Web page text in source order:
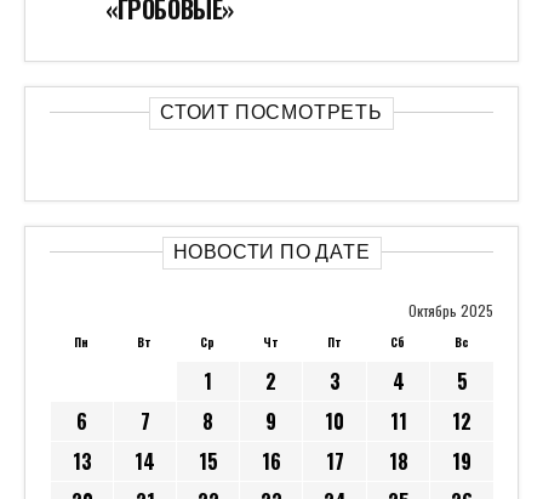
«ГРОБОВЫЕ»
СТОИТ ПОСМОТРЕТЬ
НОВОСТИ ПО ДАТЕ
Октябрь 2025
Пн Вт Ср Чт Пт Сб Вс
1 2 3 4
5
6
7 8 9 10 11
12
13
14 15 16 17 18
19